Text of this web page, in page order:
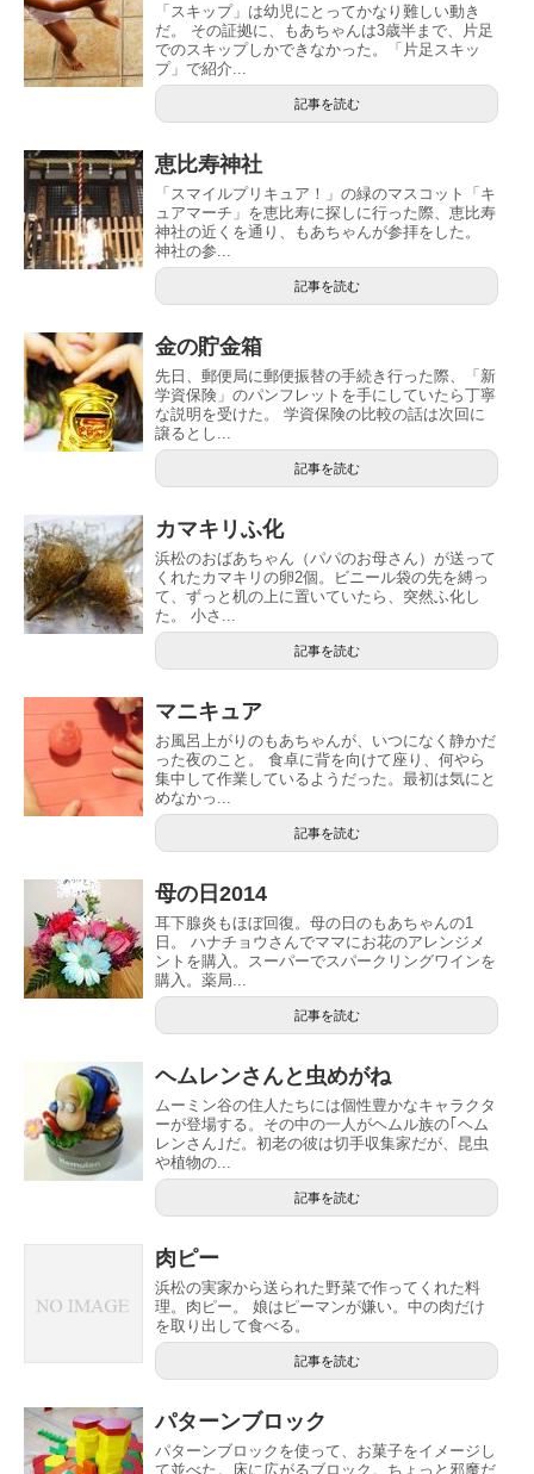
「スキップ」は幼児にとってかなり難しい動き
だ。 その証拠に、もあちゃんは3歳半まで、片足
でのスキップしかできなかった。「片足スキッ
プ」で紹介...
記事を読む
恵比寿神社
「スマイルプリキュア！」の緑のマスコット「キ
ュアマーチ」を恵比寿に探しに行った際、恵比寿
神社の近くを通り、もあちゃんが参拝をした。
神社の参...
記事を読む
金の貯金箱
先日、郵便局に郵便振替の手続き行った際、「新
学資保険」のパンフレットを手にしていたら丁寧
な説明を受けた。 学資保険の比較の話は次回に
譲るとし...
記事を読む
カマキリふ化
浜松のおばあちゃん（パパのお母さん）が送って
くれたカマキリの卵2個。ビニール袋の先を縛っ
て、ずっと机の上に置いていたら、突然ふ化し
た。 小さ...
記事を読む
マニキュア
お風呂上がりのもあちゃんが、いつになく静かだ
った夜のこと。 食卓に背を向けて座り、何やら
集中して作業しているようだった。最初は気にと
めなかっ...
記事を読む
母の日2014
耳下腺炎もほぼ回復。母の日のもあちゃんの1
日。 ハナチョウさんでママにお花のアレンジメ
ントを購入。スーパーでスパークリングワインを
購入。薬局...
記事を読む
ヘムレンさんと虫めがね
ムーミン谷の住人たちには個性豊かなキャラクタ
ーが登場する。その中の一人がヘムル族の｢ヘム
レンさん｣だ。初老の彼は切手収集家だが、昆虫
や植物の...
記事を読む
肉ピー
浜松の実家から送られた野菜で作ってくれた料
理。肉ピー。 娘はピーマンが嫌い。中の肉だけ
を取り出して食べる。
記事を読む
パターンブロック
パターンブロックを使って、お菓子をイメージし
て並べた。床に広がるブロック。ちょっと邪魔だ